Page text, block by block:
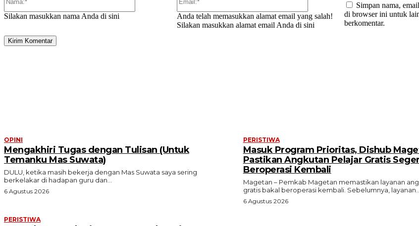
Silakan masukkan nama Anda di sini
Anda telah memasukkan alamat email yang salah!
Silakan masukkan alamat email Anda di sini
Simpan nama,
di browser ini untuk
berkomentar.
OPINI
Mengakhiri Tugas dengan Tulisan (Untuk
Temanku Mas Suwata)
DULU, ketika masih bekerja dengan Mas Suwata saya sering
berkelakar di hadapan guru dan...
6 Agustus 2026
PERISTIWA
Masuk Program Prioritas, Dishub
Pastikan Angkutan Pelajar Gratis
Beroperasi Kembali
Magetan – Pemkab Magetan memastikan layanan
gratis bakal beroperasi kembali. Sebelumnya, layanan...
6 Agustus 2026
PERISTIWA